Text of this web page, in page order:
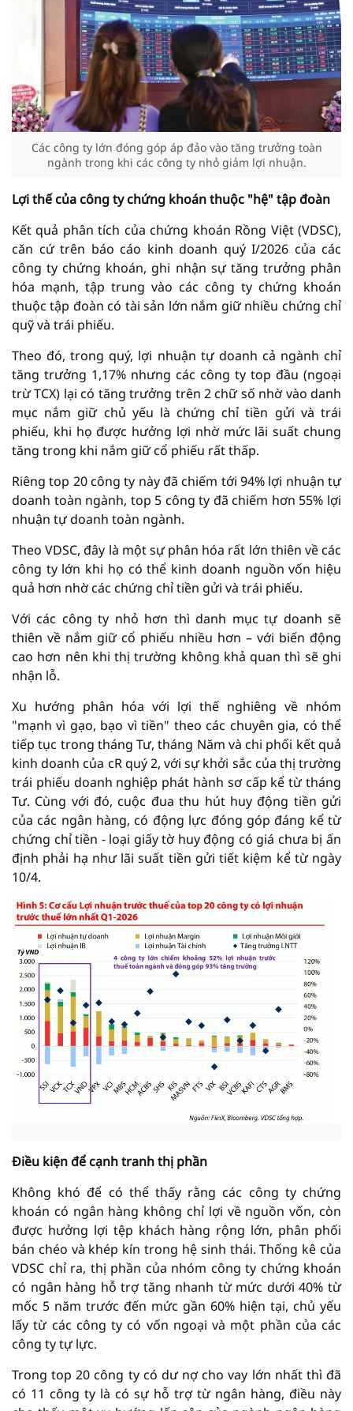
Các công ty lớn đóng góp áp đảo vào tăng trưởng toàn
ngành trong khi các công ty nhỏ giảm lợi nhuận.
Lợi thế của công ty chứng khoán thuộc "hệ" tập đoàn
Kết quả phân tích của chứng khoán Rồng Việt (VDSC),
căn cứ trên báo cáo kinh doanh quý I/2026 của các
công ty chứng khoán, ghi nhận sự tăng trưởng phân
hóa mạnh, tập trung vào các công ty chứng khoán
thuộc tập đoàn có tài sản lớn nắm giữ nhiều chứng chỉ
quỹ và trái phiếu.
Theo đó, trong quý, lợi nhuận tự doanh cả ngành chỉ
tăng trưởng 1,17% nhưng các công ty top đầu (ngoại
trừ TCX) lại có tăng trưởng trên 2 chữ số nhờ vào danh
mục nắm giữ chủ yếu là chứng chỉ tiền gửi và trái
phiếu, khi họ được hưởng lợi nhờ mức lãi suất chung
tăng trong khi nắm giữ cổ phiếu rất thấp.
Riêng top 20 công ty này đã chiếm tới 94% lợi nhuận tự
doanh toàn ngành, top 5 công ty đã chiếm hơn 55% lợi
nhuận tự doanh toàn ngành.
Theo VDSC, đây là một sự phân hóa rất lớn thiên về các
công ty lớn khi họ có thể kinh doanh nguồn vốn hiệu
quả hơn nhờ các chứng chỉ tiền gửi và trái phiếu.
Với các công ty nhỏ hơn thì danh mục tự doanh sẽ
thiên về nắm giữ cổ phiếu nhiều hơn – với biến động
cao hơn nên khi thị trường không khả quan thì sẽ ghi
nhận lỗ.
Xu hướng phân hóa với lợi thế nghiêng về nhóm
"mạnh vì gạo, bạo vì tiền" theo các chuyên gia, có thể
tiếp tục trong tháng Tư, tháng Năm và chi phối kết quả
kinh doanh của cR quý 2, với sự khởi sắc của thị trường
trái phiếu doanh nghiệp phát hành sơ cấp kể từ tháng
Tư. Cùng với đó, cuộc đua thu hút huy động tiền gửi
của các ngân hàng, có động lực đóng góp đáng kể từ
chứng chỉ tiền - loại giấy tờ huy động có giá chưa bị ấn
định phải hạ như lãi suất tiền gửi tiết kiệm kể từ ngày
10/4.
Điều kiện để cạnh tranh thị phần
Không khó để có thể thấy rằng các công ty chứng
khoán có ngân hàng không chỉ lợi về nguồn vốn, còn
được hưởng lợi tệp khách hàng rộng lớn, phân phối
bán chéo và khép kín trong hệ sinh thái. Thống kê của
VDSC chỉ ra, thị phần của nhóm công ty chứng khoán
có ngân hàng hỗ trợ tăng nhanh từ mức dưới 40% từ
mốc 5 năm trước đến mức gần 60% hiện tại, chủ yếu
lấy từ các công ty có vốn ngoại và một phần của các
công ty tự lực.
Trong top 20 công ty có dư nợ cho vay lớn nhất thì đã
có 11 công ty là có sự hỗ trợ từ ngân hàng, điều này